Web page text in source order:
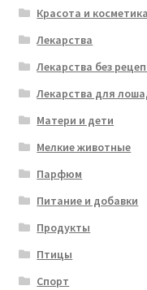
Красота и косметика
Лекарства
Лекарства без
Лекарства для
Матери и дети
Мелкие животные
Парфюм
Питание и добавки
Продукты
Птицы
Спорт